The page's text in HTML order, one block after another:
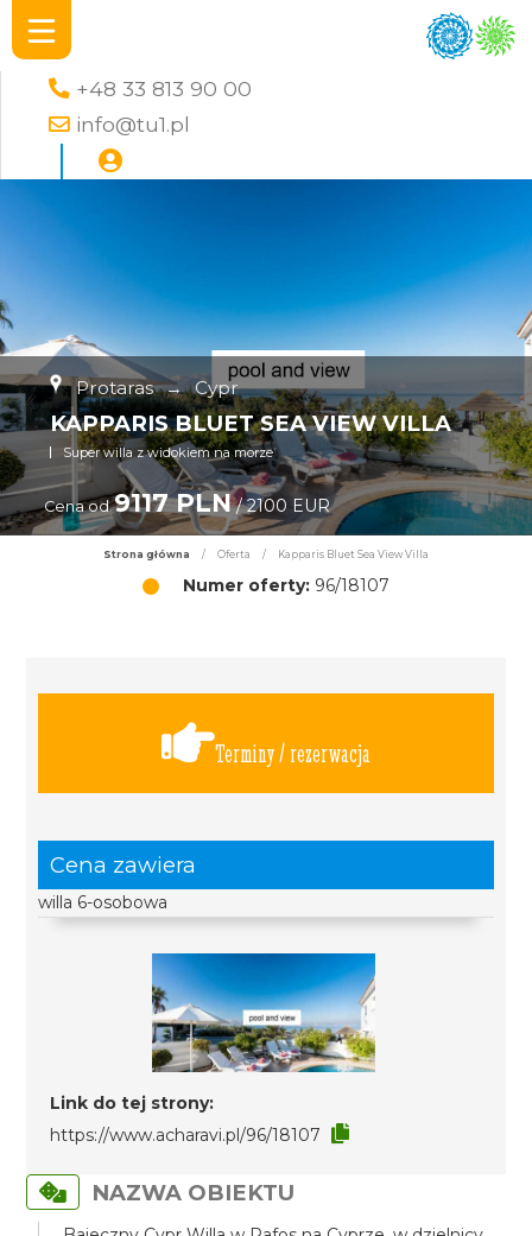
+48 33 813 90 00
info@tu1.pl
Protaras → Cypr
KAPPARIS BLUET SEA VIEW VILLA
Super willa z widokiem na morze
Cena od 9117 PLN/ 2100 EUR
Strona główna / Oferta / Kapparis Bluet Sea View Villa
Numer oferty: 96/18107
Terminy / rezerwacja
Cena zawiera
willa 6-osobowa
Link do tej strony:
https://www.acharavi.pl/96/18107
NAZWA OBIEKTU